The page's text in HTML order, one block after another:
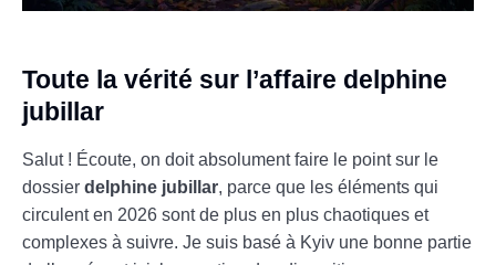
Toute la vérité sur l’affaire delphine
jubillar
Salut ! Écoute, on doit absolument faire le point sur le
dossier delphine jubillar, parce que les éléments qui
circulent en 2026 sont de plus en plus chaotiques et
complexes à suivre. Je suis basé à Kyiv une bonne partie